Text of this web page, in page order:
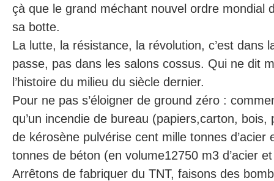
çà que le grand méchant nouvel ordre mondial
sa botte.
La lutte, la résistance, la révolution, c’est dans
passe, pas dans les salons cossus. Qui ne dit
l’histoire du milieu du siècle dernier.
Pour ne pas s’éloigner de ground zéro :
qu’un incendie de bureau (papiers,carton, bois,
de kérosène pulvérise cent mille tonnes d’acier
tonnes de béton (en volume12750 m3 d’acier
Arrêtons de fabriquer du TNT, faisons des